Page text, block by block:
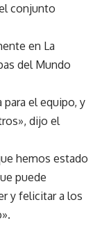
conjunto
en La
del Mundo
el equipo, y
dijo el
hemos estado
puede
y felicitar a los